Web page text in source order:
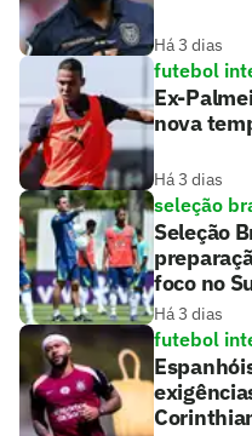
Há 3 dias
futebol
Ex-
nova
Há 3 dias
seleção
Seleção
foco no
Há 3 dias
futebol